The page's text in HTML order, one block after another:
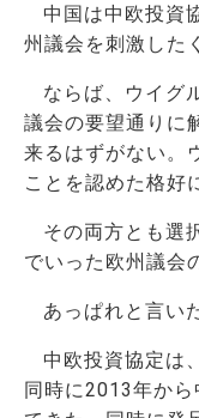
中国は中欧投資
州議会を刺激した
ならば、ウイグ
議会の要望通りに
来るはずがない。
ことを認めた格好
その両方とも選
でいった欧州議会
あっぱれと言い
中欧投資協定は
同時に2013年から